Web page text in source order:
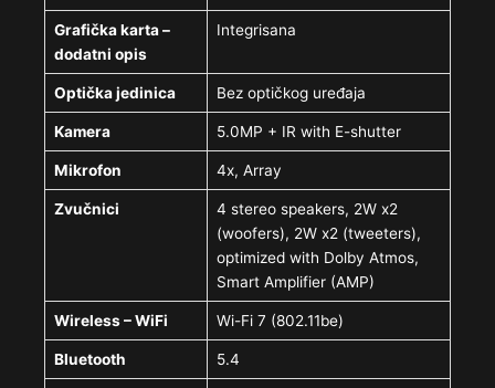
Grafička karta –
dodatni opis
Integrisana
Optička jedinica Bez optičkog uređaja
Kamera 5.0MP + IR with E-shutter
Mikrofon 4x, Array
Zvučnici
4 stereo speakers, 2W x2
(woofers), 2W x2 (tweeters),
optimized with Dolby Atmos,
Smart Amplifier (AMP)
Wireless – WiFi Wi-Fi 7 (802.11be)
Bluetooth 5.4